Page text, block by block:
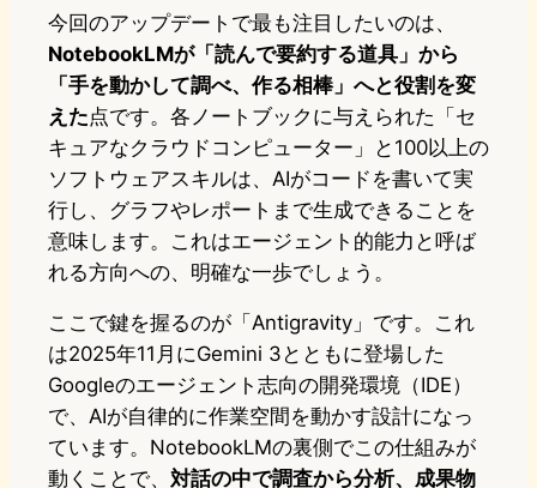
今回のアップデートで最も注目したいのは、
NotebookLMが「読んで要約する道具」から
「手を動かして調べ、作る相棒」へと役割を変
えた点です。各ノートブックに与えられた「セ
キュアなクラウドコンピューター」と100以上の
ソフトウェアスキルは、AIがコードを書いて実
行し、グラフやレポートまで生成できることを
意味します。これはエージェント的能力と呼ば
れる方向への、明確な一歩でしょう。
ここで鍵を握るのが「Antigravity」です。これ
は2025年11月にGemini 3とともに登場した
Googleのエージェント志向の開発環境（IDE）
で、AIが自律的に作業空間を動かす設計になっ
ています。NotebookLMの裏側でこの仕組みが
動くことで、 対話の中で調査から分析、成果物